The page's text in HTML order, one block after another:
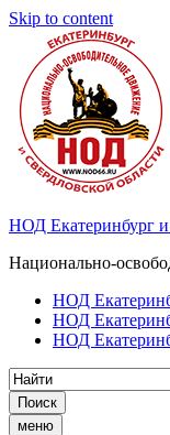
Skip to content
НОД Екатеринбург
Национально-
НОД
НОД
НОД
Поиск
меню